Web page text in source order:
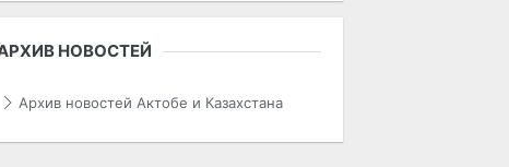
НОВОСТЕЙ
Архив новостей Актобе и Казахстана